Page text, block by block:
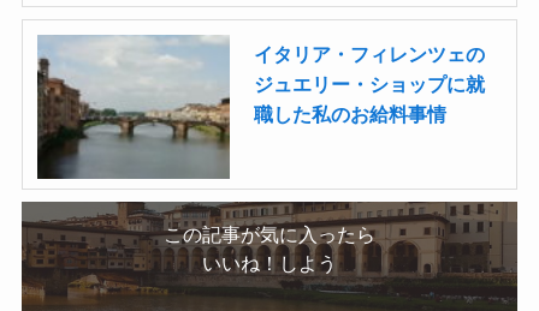
イタリア・フィレンツェの
ジュエリー・ショップに就
職した私のお給料事情
この記事が気に入ったら
いいね！しよう